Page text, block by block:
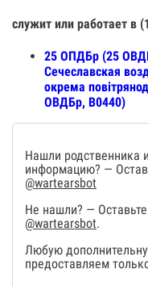
служит или работает в
25 ОПДБр (25
Сечеславская
окрема
ОВДБр, В0440)
Нашли родственника
информацию? —
@wartearsbot
Не нашли? —
@wartearsbot.
Любую
предоставляем